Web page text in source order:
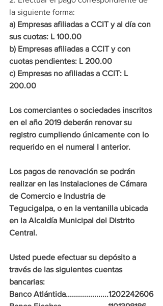
la siguiente forma:
a) Empresas afiliadas a CCIT y al día con
sus cuotas: L 100.00
b) Empresas afiliadas a CCIT y con
cuotas pendientes: L 200.00
c) Empresas no afiliadas a CCIT: L
200.00
Los comerciantes o sociedades inscritos
en el año 2019 deberán renovar su
registro cumpliendo únicamente con lo
requerido en el numeral I anterior.
Los pagos de renovación se podrán
realizar en las instalaciones de Cámara
de Comercio e Industria de
Tegucigalpa, o en la ventanilla ubicada
en la Alcaldía Municipal del Distrito
Central.
Usted puede efectuar su depósito a
través de las siguientes cuentas
bancarias:
Banco Atlántida.....................1202242606